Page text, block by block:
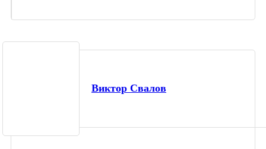
Виктор Свалов